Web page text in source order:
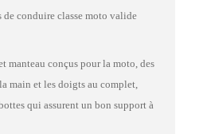
de conduire classe moto valide
manteau conçus pour la moto, des
main et les doigts au complet,
qui assurent un bon support à